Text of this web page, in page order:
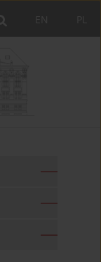
PL
EN